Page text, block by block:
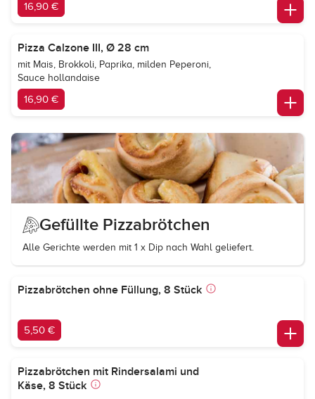
16,90 €
Pizza Calzone III, Ø 28 cm
mit Mais, Brokkoli, Paprika, milden Peperoni,
Sauce hollandaise
16,90 €
Gefüllte Pizzabrötchen
Alle Gerichte werden mit 1 x Dip nach Wahl geliefert.
Pizzabrötchen ohne Füllung, 8 Stück
5,50 €
Pizzabrötchen mit Rindersalami und
Käse, 8 Stück